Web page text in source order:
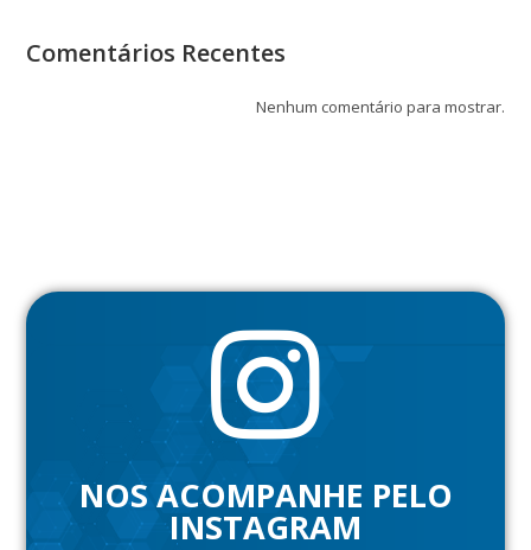
Comentários Recentes
Nenhum comentário para mostrar.
NOS ACOMPANHE PELO
INSTAGRAM